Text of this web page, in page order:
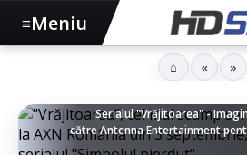
Serialul "Vrăjitoarea" -
cătreAntenna Entertainment
≡Meniu
⌂ « »